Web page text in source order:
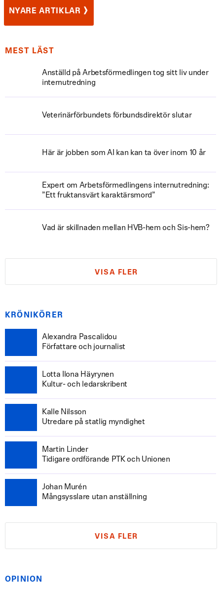
NYARE ARTIKLAR ›
MEST LÄST
Anställd på Arbetsförmedlingen tog sitt liv under
internutredning
Veterinärförbundets förbundsdirektör slutar
Här är jobben som AI kan kan ta över inom 10 år
Expert om Arbetsförmedlingens internutredning:
”Ett fruktansvärt karaktärsmord”
Vad är skillnaden mellan HVB-hem och Sis-hem?
VISA FLER
KRÖNIKÖRER
Alexandra Pascalidou
Författare och journalist
Lotta Ilona Häyrynen
Kultur- och ledarskribent
Kalle Nilsson
Utredare på statlig myndighet
Martin Linder
Tidigare ordförande PTK och Unionen
Johan Murén
Mångsysslare utan anställning
VISA FLER
OPINION